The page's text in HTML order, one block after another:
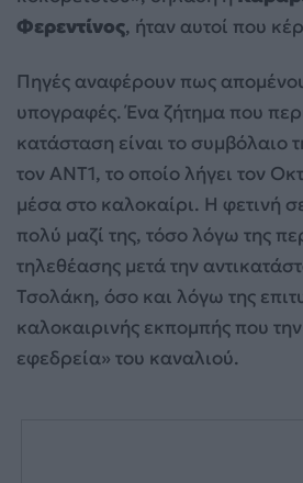
Φερεντίνος, ήταν αυτοί που
Πηγές αναφέρουν πως
υπογραφές. Ένα ζήτημα που
κατάσταση είναι το συμβόλαιο
τον ΑΝΤ1, το οποίο λήγει τον
μέσα στο καλοκαίρι. Η φετινή
πολύ μαζί της, τόσο λόγω της
τηλεθέασης μετά την
Τσολάκη, όσο και λόγω της
καλοκαιρινής εκπομπής που
εφεδρεία» του καναλιού.